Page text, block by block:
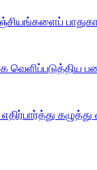
வெளிப்படுத்திய
கழுத்து